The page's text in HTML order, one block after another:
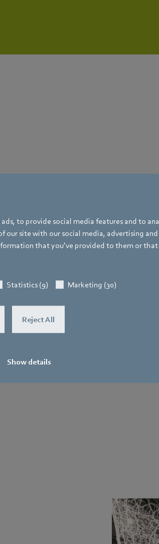
to provide social media features and to
our site with our social media, advertising
that you’ve provided to them or that
Statistics (9) Marketing (30)
Reject All
Show details